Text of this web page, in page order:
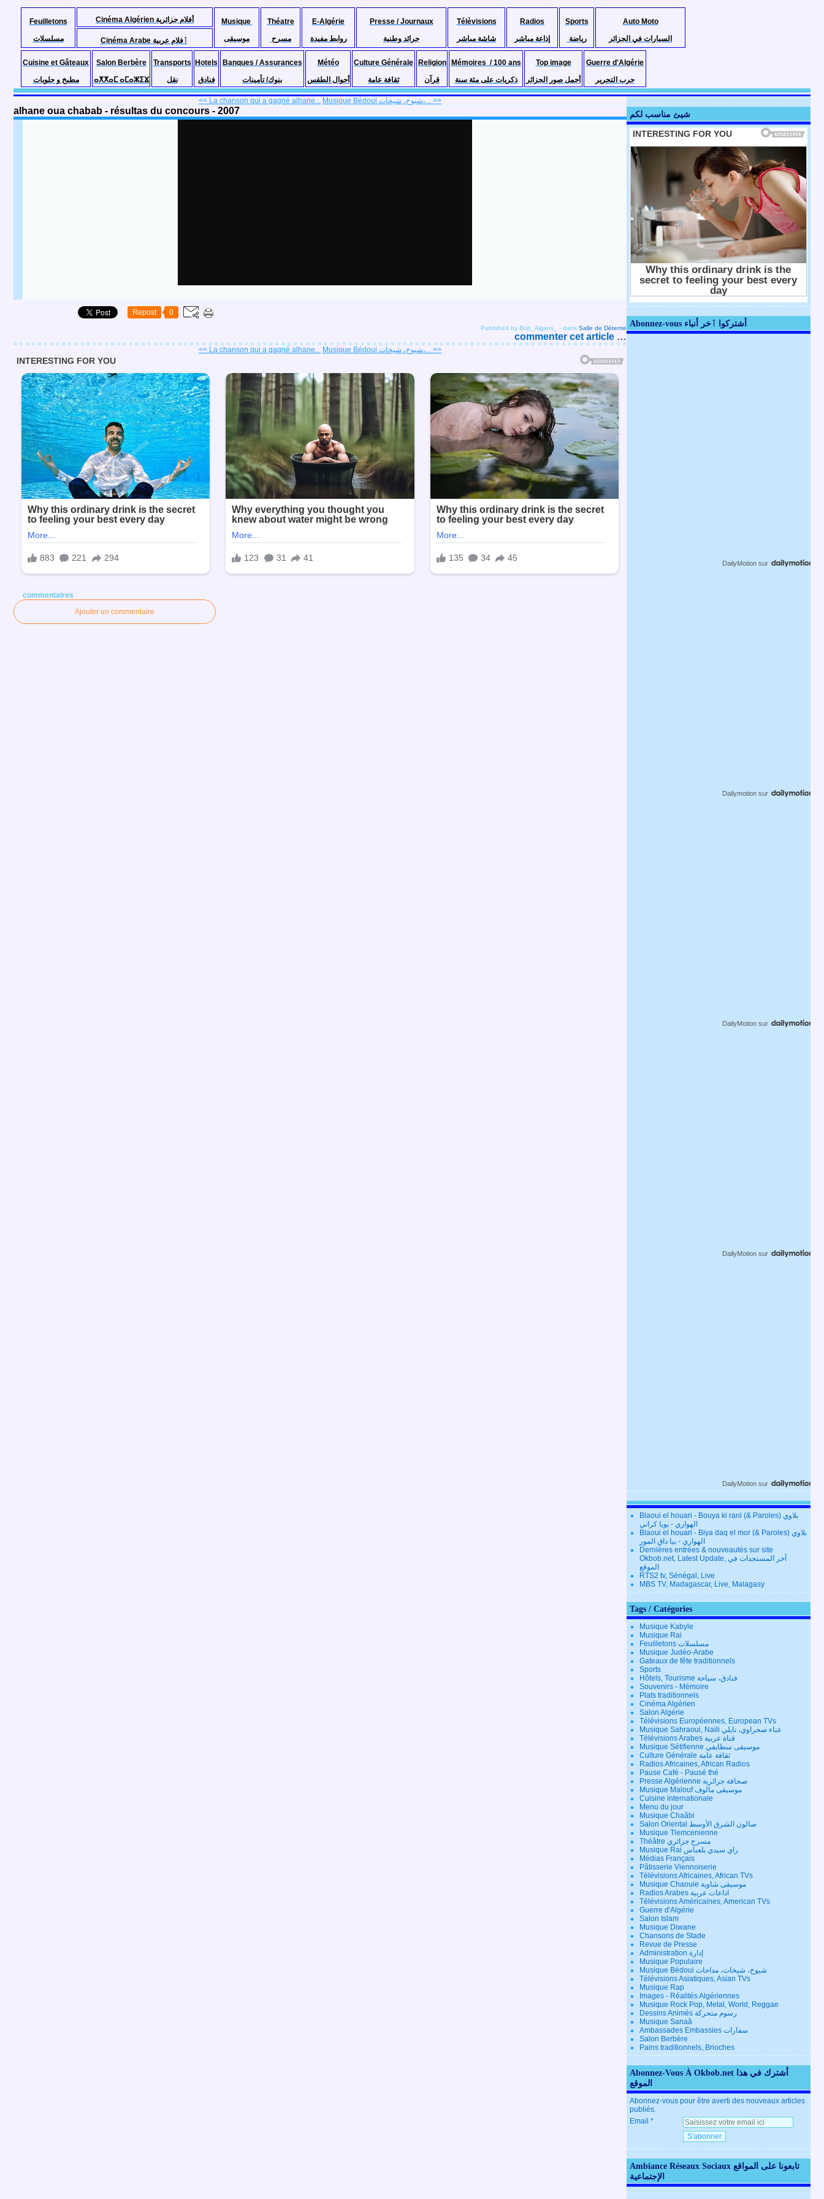
Feuilletons
مسلسلات
Cinéma Algérien أفلام جزائرية
Musique
موسيقى
Théatre
مسرح
E-Algérie
روابط مفيدة
Presse / Journaux
جرائد وطنية
Télèvisions
شاشة مباشر
Radios
إذاعة مباشر
Sports
رياضة
Auto Moto
السيارات في الجزائر
Cinéma Arabe ٱفلام عربية
Cuisine et Gâteaux
مطبخ و حلويات
Salon Berbère
ⴰⵅⵅⴰⵎ ⴰⵎⴰⵣⵉⴴ
Transports
نقل
Hotels
فنادق
Banques / Assurances
بنوك/ تأمينات
Météo
أحوال الطقس
Culture Générale
ثقافة عامة
Religion
قرآن
Mémoires / 100 ans
ذكريات على مئة سنة
Top image
أجمل صور الجزائر
Guerre d'Algérie
حرب التحرير
<< La chanson qui a gagné alhane... Musique Bédoui شيوخ، شيخات،... >>
alhane oua chabab - résultas du concours - 2007
Repost 0
Published by Bob_Algiers_ - dans Salle de Détente
commenter cet article …
<< La chanson qui a gagné alhane... Musique Bédoui شيوخ، شيخات،... >>
commentaires
Ajouter un commentaire
شيئ مناسب لكم
Abonnez-vous أشتركوا ٱخر أنباء
DailyMotion sur
Dailymotion sur
DailyMotion sur
DailyMotion sur
DailyMotion sur
Blaoui el houari - Bouya ki rani (& Paroles) بلاوي
الهواري - بويا كراني
Blaoui el houari - Biya daq el mor (& Paroles) بلاوي
الهواري - بيا داق المور
Dernières entrées & nouveautés sur site
Okbob.net, Latest Update, آخر المستجدات في
الموقع
RTS2 tv, Sénégal, Live
MBS TV, Madagascar, Live, Malagasy
Tags / Catégories
Musique Kabyle
Musique Rai
Feuilletons مسلسلات
Musique Judéo-Arabe
Gateaux de fête traditionnels
Sports
Hôtels, Tourisme فنادق، سياحة
Souvenirs - Mémoire
Plats traditionnels
Cinéma Algérien
Salon Algérie
Télévisions Européennes, European TVs
Musique Sahraoui, Naili غناء صحراوي، نايلي
Télévisions Arabes قناة عربية
Musique Sétifienne موسيقى سطايفي
Culture Générale ثقافة عامة
Radios Africaines, African Radios
Pause Café - Pausé thé
Presse Algérienne صحافة جزائرية
Musique Malouf موسيقى مالوف
Cuisine internationale
Menu du jour
Musique Chaâbi
Salon Oriental صالون الشرق الأوسط
Musique Tlemcenienne
Théâtre مسرح جزائري
Musique Rai راي سيدي بلعباس
Médias Français
Pâtisserie Viennoiserie
Télévisions Africaines, African TVs
Musique Chaouie موسيقى شاوية
Radios Arabes اذاعات عربية
Télévisions Américaines, American TVs
Guerre d'Algérie
Salon Islam
Musique Diwane
Chansons de Stade
Revue de Presse
Administration إدارة
Musique Populaire
Musique Bédoui شيوخ، شيخات، مداحات
Télévisions Asiatiques, Asian TVs
Musique Rap
Images - Réalités Algériennes
Musique Rock Pop, Metal, World, Reggae
Dessins Animés رسوم متحركة
Musique Sanaâ
Ambassades Embassies سفارات
Salon Berbère
Pains traditionnels, Brioches
Abonnez-Vous À Okbob.net أشترك في هذا
الموقع
Abonnez-vous pour être averti des nouveaux articles
publiés.
Email
Ambiance Réseaux Sociaux تابعونا على المواقع
الإجتماعية